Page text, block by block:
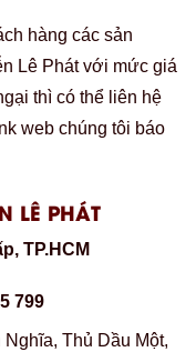
hàng các sản
Lê Phát với mức giá
thì có thể liên hệ
web chúng tôi báo
LÊ PHÁT
TP.HCM
799
Thủ Dầu Một,